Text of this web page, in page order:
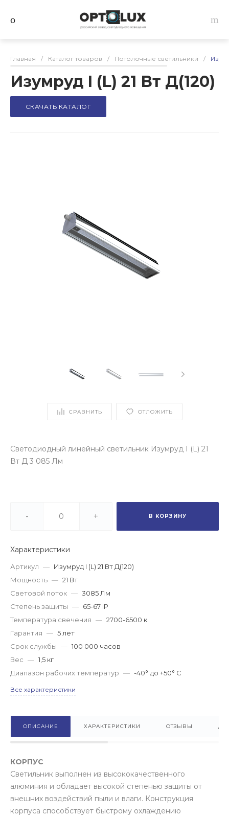
Главная / Каталог товаров / Потолочные светильники /
Изумруд I (L) 21 Вт Д(120)
СКАЧАТЬ КАТАЛОГ
СРАВНИТЬ ОТЛОЖИТЬ
Светодиодный линейный светильник Изумруд I (L) 21
Вт Д 3 085 Лм
- + В КОРЗИНУ
Характеристики
Артикул — Изумруд I (L) 21 Вт Д(120)
Мощность — 21 Вт
Световой поток — 3085 Лм
Степень защиты — 65-67 IP
Температура свечения — 2700-6500 к
Гарантия — 5 лет
Срок службы — 100 000 часов
Вес — 1,5 кг
Диапазон рабочих температур — -40° до +50° С
Все характеристики
ОПИСАНИЕ ХАРАКТЕРИСТИКИ ОТЗЫВЫ
КОРПУС
Светильник выполнен из высококачественного
алюминия и обладает высокой степенью защиты от
внешних воздействий пыли и влаги. Конструкция
корпуса способствует быстрому охлаждению